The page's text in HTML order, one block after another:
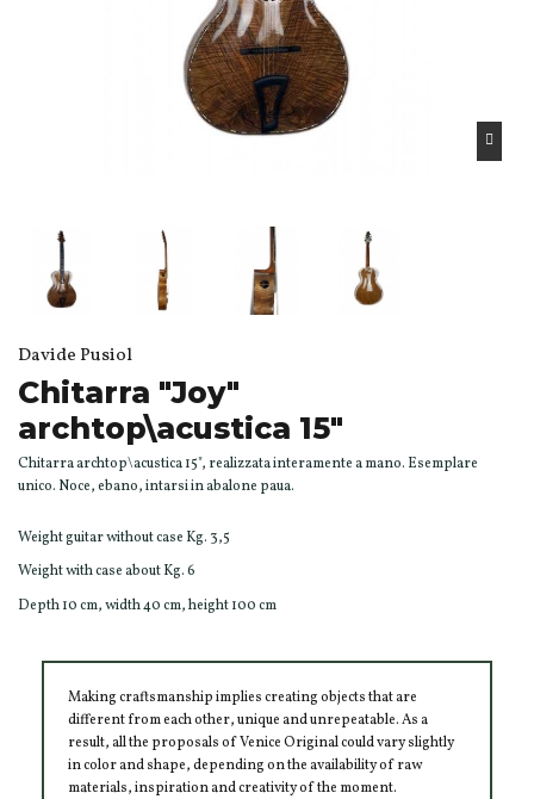
Davide Pusiol
Chitarra "Joy"
archtop\acustica 15"
Chitarra archtop\acustica 15", realizzata interamente a mano. Esemplare
unico. Noce, ebano, intarsi in abalone paua.
Weight guitar without case Kg. 3,5
Weight with case about Kg. 6
Depth 10 cm, width 40 cm, height 100 cm
Making craftsmanship implies creating objects that are
different from each other, unique and unrepeatable. As a
result, all the proposals of Venice Original could vary slightly
in color and shape, depending on the availability of raw
materials, inspiration and creativity of the moment.